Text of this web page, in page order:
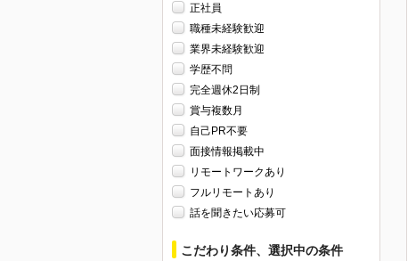
正社員
職種未経験歓迎
業界未経験歓迎
学歴不問
完全週休2日制
賞与複数月
自己PR不要
面接情報掲載中
リモートワークあり
フルリモートあり
話を聞きたい応募可
こだわり条件、選択中の条件